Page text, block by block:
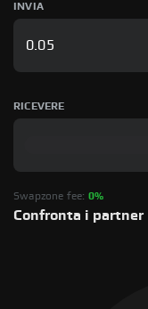
INVIA
RICEVERE
Swapzone fee: 0%
Confronta i partner